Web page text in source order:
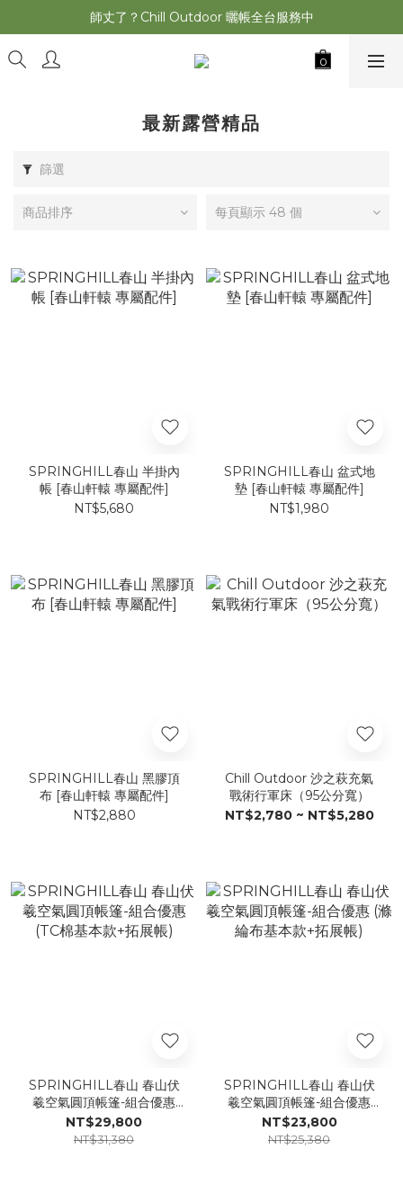
萩遊之魂 2025聯名五單位折疊桌轟動發表⚡️
師丈了？Chill Outdoor 曬帳全台服務中
萩遊之魂 2025聯名五單位折疊桌轟動發表⚡️
最新露營精品
篩選
商品排序 每頁顯示 48 個
SPRINGHILL春山 半掛內
帳 [春山軒轅 專屬配件]
NT$5,680
SPRINGHILL春山 盆式地
墊 [春山軒轅 專屬配件]
NT$1,980
SPRINGHILL春山 黑膠頂
布 [春山軒轅 專屬配件]
NT$2,880
Chill Outdoor 沙之萩充氣
戰術行軍床（95公分寬）
NT$2,780 ~ NT$5,280
SPRINGHILL春山 春山伏
羲空氣圓頂帳篷-組合優惠
(TC棉基本款+拓展帳)
NT$29,800
NT$31,380
SPRINGHILL春山 春山伏
羲空氣圓頂帳篷-組合優惠
(滌綸布基本款+拓展帳)
NT$23,800
NT$25,380